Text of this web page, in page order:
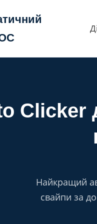
Clicker
Найкращий
свайпи за